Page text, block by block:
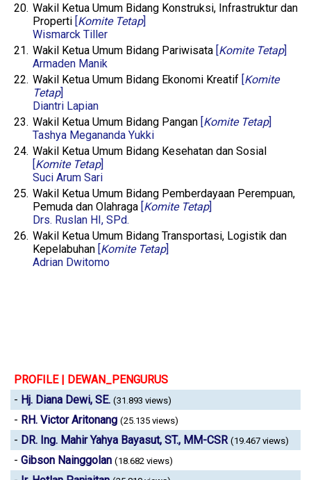
20. Wakil Ketua Umum Bidang Konstruksi, Infrastruktur dan
Properti [Komite Tetap]
Wismarck Tiller
21. Wakil Ketua Umum Bidang Pariwisata [Komite Tetap]
Armaden Manik
22. Wakil Ketua Umum Bidang Ekonomi Kreatif [Komite
Tetap]
Diantri Lapian
23. Wakil Ketua Umum Bidang Pangan [Komite Tetap]
Tashya Megananda Yukki
24. Wakil Ketua Umum Bidang Kesehatan dan Sosial
[Komite Tetap]
Suci Arum Sari
25. Wakil Ketua Umum Bidang Pemberdayaan Perempuan,
Pemuda dan Olahraga [Komite Tetap]
Drs. Ruslan HI, SPd.
26. Wakil Ketua Umum Bidang Transportasi, Logistik dan
Kepelabuhan [Komite Tetap]
Adrian Dwitomo
PROFILE | DEWAN_PENGURUS
- Hj. Diana Dewi, SE. (31.893 views)
- RH. Victor Aritonang (25.135 views)
- DR. Ing. Mahir Yahya Bayasut, ST., MM-CSR (19.467 views)
- Gibson Nainggolan (18.682 views)